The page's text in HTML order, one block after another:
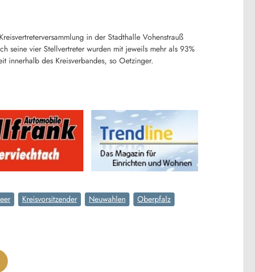
in der Stadthalle Vohenstrauß
seine vier Stellvertreter wurden mit jeweils mehr als 93%
innerhalb des Kreisverbandes, so Oetzinger.
Kreisvorsitzender Neuwahlen
Oberpfalz